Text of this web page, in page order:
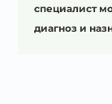
специалист
диагноз и